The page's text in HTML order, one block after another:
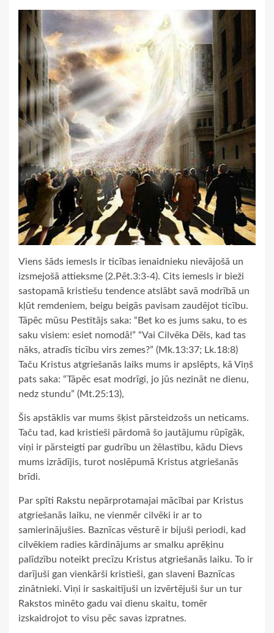
Viens šāds iemesls ir ticības ienaidnieku nievājošā un
izsmejošā attieksme (2.Pēt.3:3-4). Cits iemesls ir bieži
sastopamā kristiešu tendence atslābt savā modrībā un
kļūt remdeniem, beigu beigās pavisam zaudējot ticību.
Tāpēc mūsu Pestītājs saka: “Bet ko es jums saku, to es
saku visiem: esiet nomodā!” “Vai Cilvēka Dēls, kad tas
nāks, atradīs ticību virs zemes?” (Mk.13:37; Lk.18:8)
Taču Kristus atgriešanās laiks mums ir apslēpts, kā Viņš
pats saka: “Tāpēc esat modrīgi, jo jūs nezināt ne dienu,
nedz stundu” (Mt.25:13),
Šis apstāklis var mums šķist pārsteidzošs un neticams.
Taču tad, kad kristieši pārdomā šo jautājumu rūpīgāk,
viņi ir pārsteigti par gudrību un žēlastību, kādu Dievs
mums izrādījis, turot noslēpumā Kristus atgriešanās
brīdi.
Par spīti Rakstu nepārprotamajai mācībai par Kristus
atgriešanās laiku, ne vienmēr cilvēki ir ar to
samierinājušies. Baznīcas vēsturē ir bijuši periodi, kad
cilvēkiem radies kārdinājums ar smalku aprēķinu
palīdzību noteikt precīzu Kristus atgriešanās laiku. To ir
darījuši gan vienkārši kristieši, gan slaveni Baznīcas
zinātnieki. Viņi ir saskaitījuši un izvērtējuši šur un tur
Rakstos minēto gadu vai dienu skaitu, tomēr
izskaidrojot to visu pēc savas izpratnes.